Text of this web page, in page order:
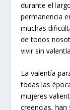
durante el
permanencia
muchas
de todos
vivir sin
La valentía
todas las
mujeres
creencias,